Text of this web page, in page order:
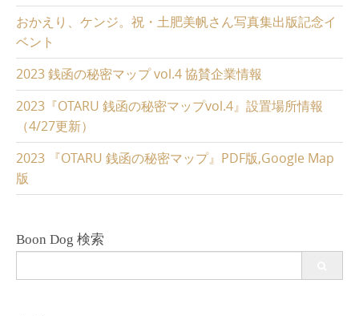
おかえり、ケンジ。祝・土肥美帆さん写真集出版記念イ
ベント
2023 銭函の秘密マップ vol.4 協賛企業情報
2023『OTARU 銭函の秘密マップvol.4』設置場所情報
（4/27更新）
2023 『OTARU 銭函の秘密マップ』PDF版,Google Map
版
Boon Dog 検索